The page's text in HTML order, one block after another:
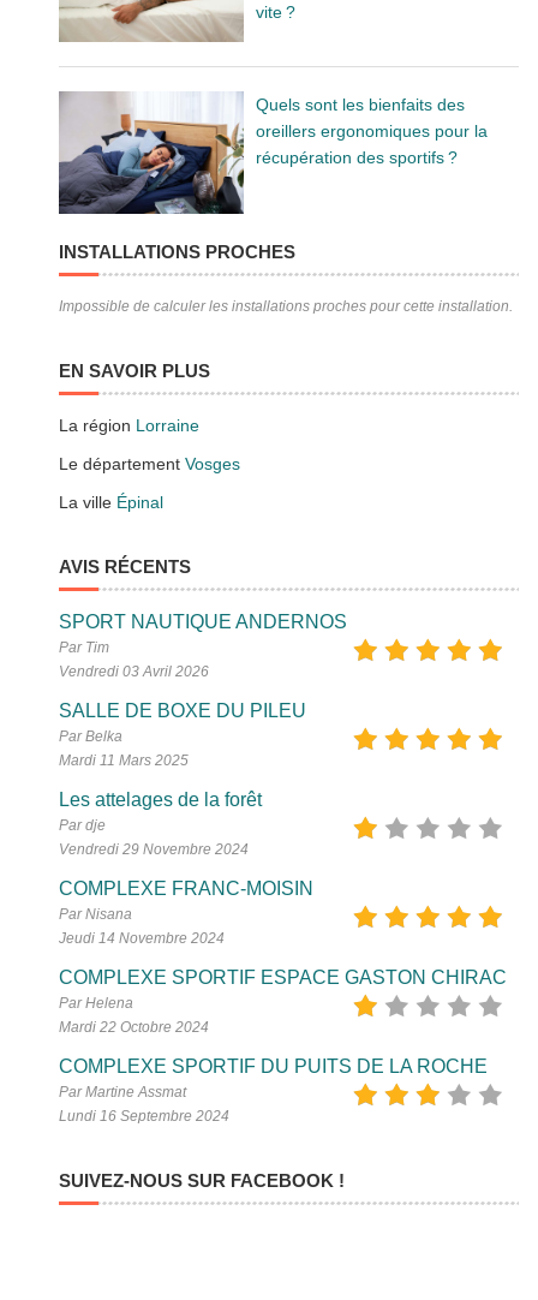
vite ?
Quels sont les bienfaits des
oreillers ergonomiques pour la
récupération des sportifs ?
INSTALLATIONS PROCHES
Impossible de calculer les installations proches pour cette installation.
EN SAVOIR PLUS
La région Lorraine
Le départementVosges
La ville Épinal
AVIS RÉCENTS
SPORT NAUTIQUE ANDERNOS
Par Tim
Vendredi 03 Avril 2026
SALLE DE BOXE DU PILEU
Par Belka
Mardi 11 Mars 2025
Les attelages de la forêt
Par dje
Vendredi 29 Novembre 2024
COMPLEXE FRANC-MOISIN
Par Nisana
Jeudi 14 Novembre 2024
COMPLEXE SPORTIF ESPACE GASTON CHIRAC
Par Helena
Mardi 22 Octobre 2024
COMPLEXE SPORTIF DU PUITS DE LA ROCHE
Par Martine Assmat
Lundi 16 Septembre 2024
SUIVEZ-NOUS SUR FACEBOOK !